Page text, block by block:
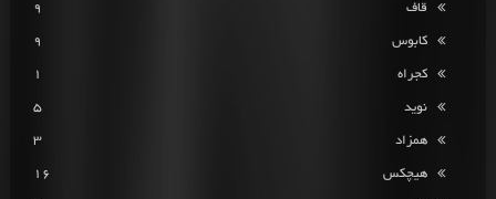
قاف 9
کابوس 9
کجراه 1
نوید 5
همزاد 3
هیچکس 16